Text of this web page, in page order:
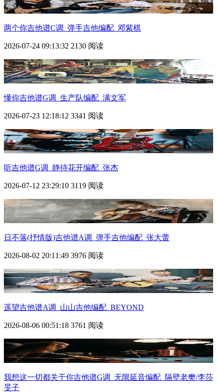
两个你吉他谱C调_弹手吉他编配_邓紫棋
2026-07-24 09:13:32 2130 阅读
懂你吉他谱G调_生产队编配_满文军
2026-07-23 12:18:12 3341 阅读
听吉他谱G调_静待花开编配_张杰
2026-07-12 23:29:10 3119 阅读
日不落(抒情版)吉他谱A调_弹手吉他编配_张大蕾
2026-08-02 20:11:49 3976 阅读
遥望吉他谱A调_山山吉他编配_BEYOND
2026-08-06 00:51:18 3761 阅读
我想这一切都关于你吉他谱G调_无限延音编配_隔壁老樊/李莎
旻子